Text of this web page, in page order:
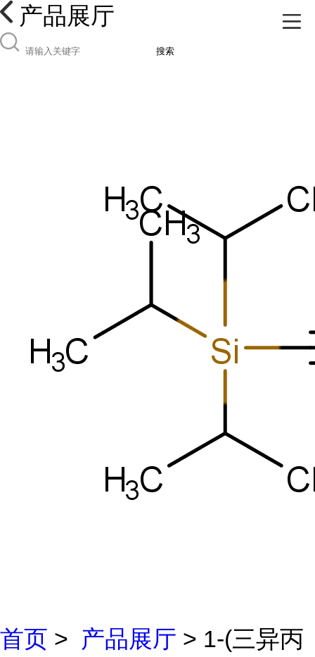
产品展厅
搜索
首页 > 产品展厅 > 1-(三异丙